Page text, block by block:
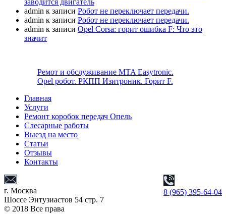
admin к записи Робот не переключает передачи.
admin к записи Робот не переключает передачи.
admin к записи Opel Corsa: горит ошибка F: Что это
значит
Ремот и обслуживание MTA Easytronic.
Opel робот. РКПП Изитроник. Горит F.
Главная
Услуги
Ремонт коробок передач Опель
Слесарные работы
Выезд на место
Статьи
Отзывы
Контакты
8 (965) 395-64-04
г. Москва
Шоссе Энтузиастов 54 стр. 7
© 2018 Все права